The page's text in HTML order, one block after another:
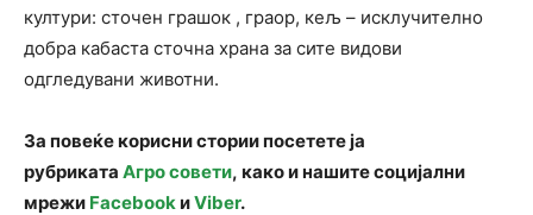
култури: сточен грашок , граор, кељ – исклучително
добра кабаста сточна храна за сите видови
одгледувани животни.
За повеќе корисни стории посетете ја
рубриката Агро совети, како и нашите социјални
мрежи Facebook иViber.